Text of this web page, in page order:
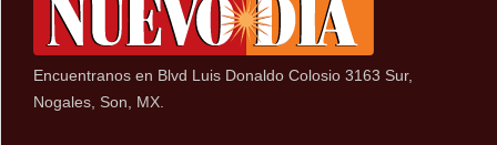
Encuentranos en Blvd Luis Donaldo Colosio 3163 Sur,
Nogales, Son, MX.